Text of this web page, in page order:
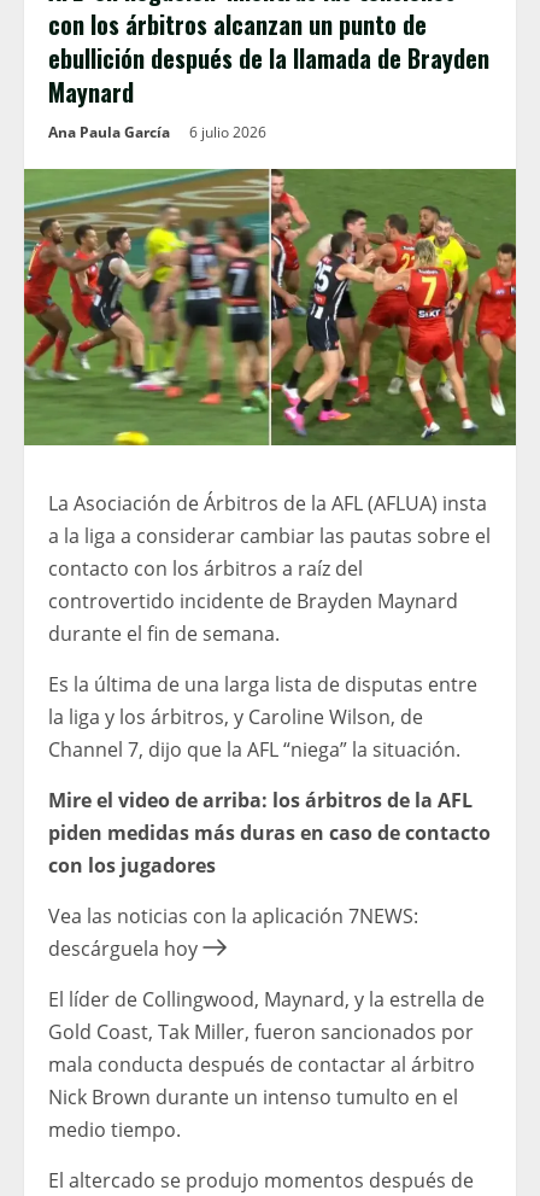
con los árbitros alcanzan un punto de
ebullición después de la llamada de Brayden
Maynard
Ana Paula García 6 julio 2026
La Asociación de Árbitros de la AFL (AFLUA) insta
a la liga a considerar cambiar las pautas sobre el
contacto con los árbitros a raíz del
controvertido incidente de Brayden Maynard
durante el fin de semana.
Es la última de una larga lista de disputas entre
la liga y los árbitros, y Caroline Wilson, de
Channel 7, dijo que la AFL “niega” la situación.
Mire el video de arriba: los árbitros de la AFL
piden medidas más duras en caso de contacto
con los jugadores
Vea las noticias con la aplicación 7NEWS:
descárguela hoy
El líder de Collingwood, Maynard, y la estrella de
Gold Coast, Tak Miller, fueron sancionados por
mala conducta después de contactar al árbitro
Nick Brown durante un intenso tumulto en el
medio tiempo.
El altercado se produjo momentos después de